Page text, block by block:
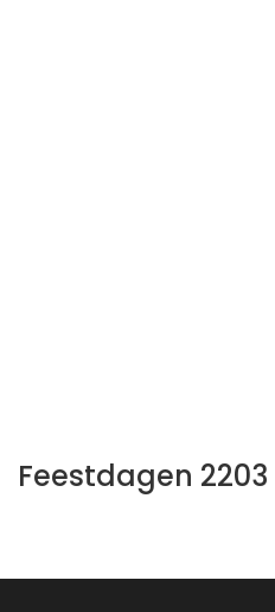
Feestdagen 2203